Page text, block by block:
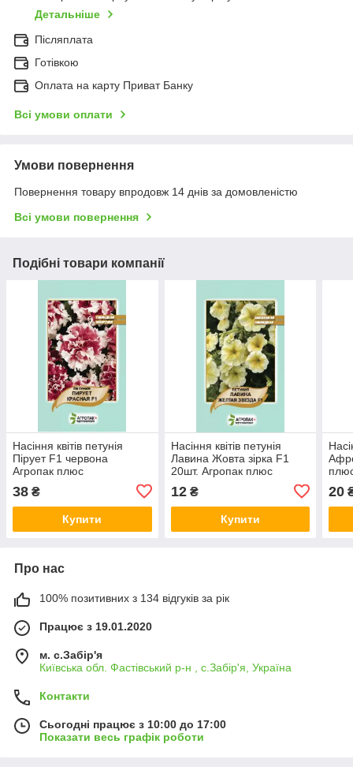
Детальніше
Післяплата
Готівкою
Оплата на карту Приват Банку
Всі умови оплати
Умови повернення
Повернення товару впродовж 14 днів за домовленістю
Всі умови повернення
Подібні товари компанії
Насіння квітів петунія
Пірует F1 червона
Агропак плюс
38 ₴
Купити
Насіння квітів петунія
Лавина Жовта зірка F1
20шт. Агропак плюс
12₴
Купити
20
Про нас
100% позитивних з 134 відгуків за рік
Працює з 19.01.2020
м. с.Забір'я
Київська обл. Фастівський р-н , с.Забір'я, Україна
Контакти
Сьогодні працює з 10:00 до 17:00
Показати весь графік роботи